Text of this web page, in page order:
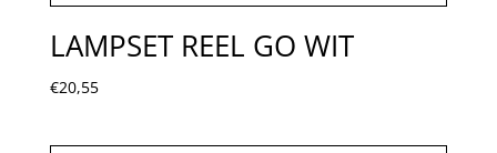
LAMPSET REEL GO WIT
€20,55